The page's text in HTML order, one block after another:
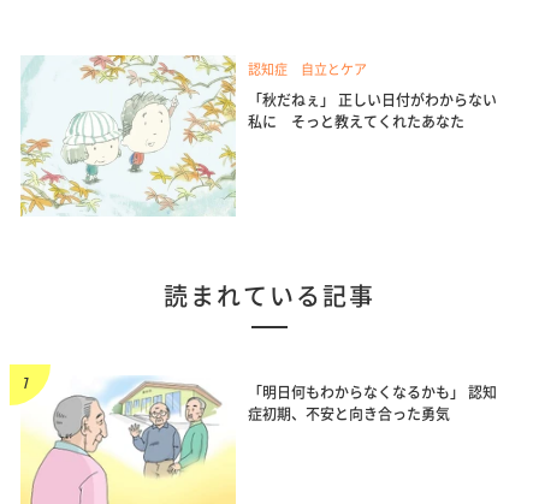
認知症 自立とケア
「秋だねぇ」 正しい日付がわからない
私に そっと教えてくれたあなた
読まれている記事
「明日何もわからなくなるかも」 認知
症初期、不安と向き合った勇気